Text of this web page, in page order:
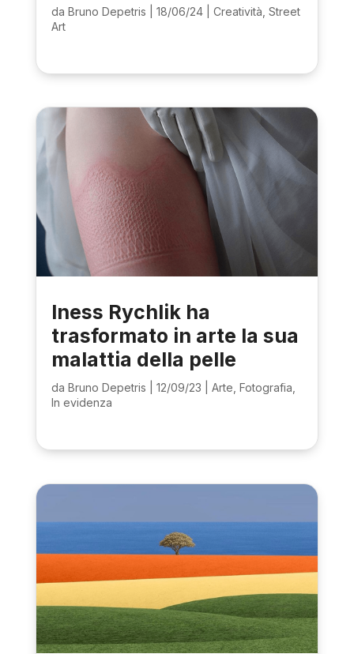
da Bruno Depetris 18/06/24| Creatività Street
Art
Iness Rychlik ha
trasformato in arte la sua
malattia della pelle
da Bruno Depetris 12/09/23 Arte, Fotografia,
In evidenza